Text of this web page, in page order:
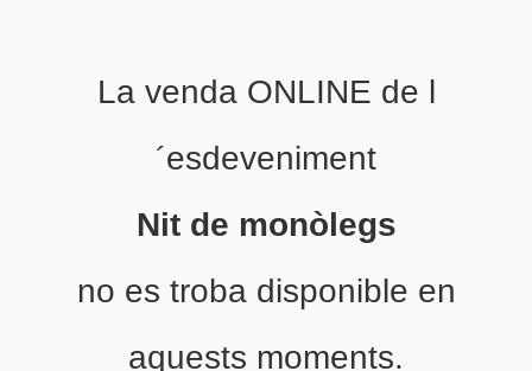
La venda ONLINE de l
´esdeveniment
Nit de monòlegs
no es troba disponible en
aquests moments.